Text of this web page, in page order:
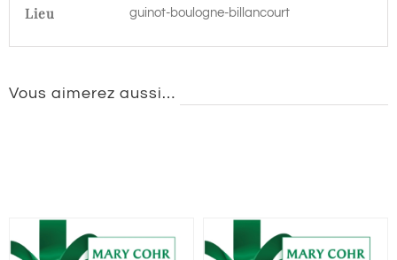
Lieu guinot-boulogne-billancourt
Vous aimerez aussi…